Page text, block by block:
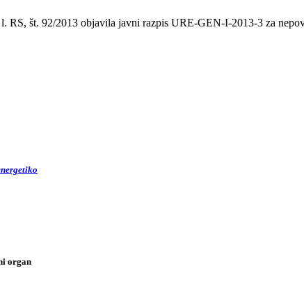
RS, št. 92/2013 objavila javni razpis URE-GEN-I-2013-3 za
organ